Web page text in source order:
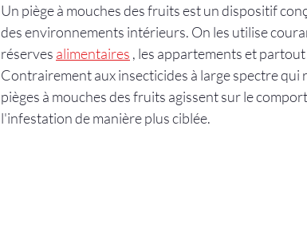
Un piège à mouches des fruits est un dispositif
des environnements intérieurs. On les utilise
réserves alimentaires , les appartements et
Contrairement aux insecticides à large spectre
pièges à mouches des fruits agissent sur le
l'infestation de manière plus ciblée.